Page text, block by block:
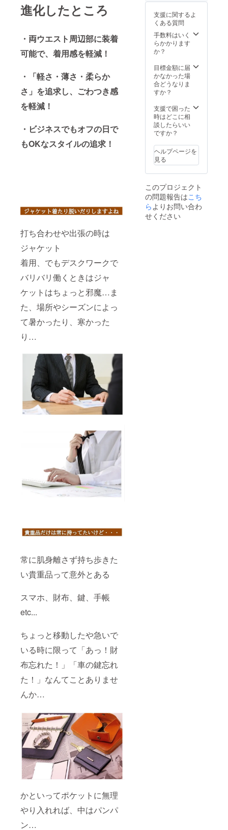
進化したところ
・両ウエスト周辺部に装着
可能で、着用感を軽減！
・「軽さ・薄さ・柔らか
さ」を追求し、ごわつき感
を軽減！
・ビジネスでもオフの日で
もOKなスタイルの追求！
打ち合わせや出張の時は
ジャケット
着用、でもデスクワークで
バリバリ働くときはジャ
ケットはちょっと邪魔…ま
た、場所やシーズンによっ
て暑かったり、寒かった
り…
常に肌身離さず持ち歩きた
い貴重品って意外とある
スマホ、財布、鍵、手帳
etc...
ちょっと移動したや急いで
いる時に限って「あっ！財
布忘れた！」「車の鍵忘れ
た！」なんてことありませ
んか…
かといってポケットに無理
やり入れれば、中はパンパ
ン…
支援に関するよ
くある質問
手数料はいく
らかかります
か？
目標金額に届
かなかった場
合どうなりま
すか？
支援で困った
時はどこに相
談したらいい
ですか？
ヘルプページを
見る
このプロジェクト
の問題報告はこち
ら よりお問い合わ
せください